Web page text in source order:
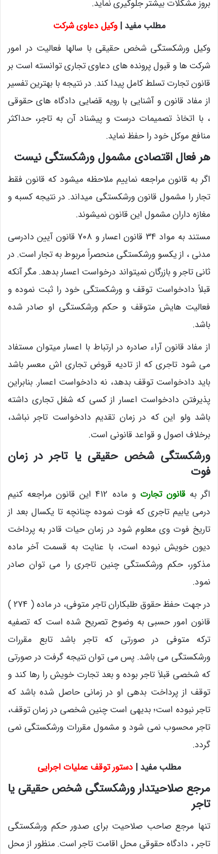
بروز مشکلات بیشتر جلوگیری نماید.
مطلب مفید |وکیل دعاوی شرکت
وکیل ورشکستگی شخص حقیقی با سالها فعالیت در امور
شرکت ها و قبول پرونده های دعاوی تجاری توانسته است بر
قانون تجارت تسلط کامل پیدا کند. در نتیجه با بهترین تفسیر
از مفاد قانون و آشنایی با رویه قضایی دادگاه های حقوقی
، با اتخاذ تصمیمات درست و پیشناد آن به تاجر، حداکثر
منافع موکل خود را حفظ نماید.
هر فعال اقتصادی مشمول ورشکستگی نیست
اگر به قانون مراجعه نماییم ملاحظه میشود که قانون فقط
تجار را مشمول قانون ورشکستگی میداند. در نتیجه کسبه و
مغازه داران مشمول این قانون نمیشوند.
مستند به مواد 34 قانون اعسار و 708 قانون آیین دادرسی
مدنی ، از یکسو ورشکستگی منحصراً مربوط به تجار است. در
ثانی تاجر و بازرگان نمیتواند درخواست اعسار بدهد. مگر آنکه
قبلاً دادخواست توقف و ورشکستگی خود را ثبت نموده و
فعالیت هایش متوقف و حکم ورشکستگی او صادر شده
باشد.
از مفاد قانون آراء صادره در ارتباط با اعسار میتوان مستفاد
می شود تاجری که از تادیه قروض تجاری اش معسر باشد
باید دادخواست توقف بدهد، نه دادخواست اعسار. بنابراین
پذیرفتن دادخواست اعسار از کسی که شغل تجاری داشته
باشد ولو این که در زمان تقدیم دادخواست تاجر نباشد،
برخلاف اصول و قواعد قانونی است.
ورشکستگی شخص حقیقی یا تاجر در زمان
فوت
اگر بهقانون تجارت
و ماده 412 این قانون مراجعه کنیم
درمی یابیم تاجری که فوت نموده چنانچه تا یکسال بعد از
تاریخ فوت وی معلوم شود در زمان حیات قادر به پرداخت
دیون خویش نبوده است، با عنایت به قسمت آخر ماده
مذکور، حکم ورشکستگی چنین تاجری را می توان صادر
نمود.
در جهت حفظ حقوق طلبکاران تاجر متوفی، در ماده ( 274 )
قانون امور حسبی به وضوح تصریح شده است که تصفیه
ترکه متوفی در صورتی که تاجر باشد تابع مقررات
ورشکستگی می باشد. پس می توان نتیجه گرفت در صورتی
که شخصی قبلاَ تاجر بوده و بعد تجارت خویش را رها کند و
توقف از پرداخت بدهی او در زمانی حاصل شده باشد که
تاجر نبوده است؛ بدیهی است چنین شخصی در زمان توقف،
تاجر محسوب نمی شود و مشمول مقررات ورشکستگی نمی
گردد.
مطلب مفید |دستور توقف عملیات اجرایی
مرجع صلاحیتدار ورشکستگی شخص حقیقی یا
تاجر
تنها مرجع صاحب صلاحیت برای صدور حکم ورشکستگی
تاجر ، دادگاه حقوقی محل اقامت تاجر است. منظور از محل